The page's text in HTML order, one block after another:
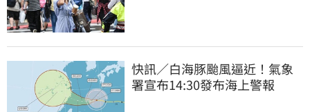
快訊／白海豚颱風逼近！氣象
署宣布14:30發布海上警報